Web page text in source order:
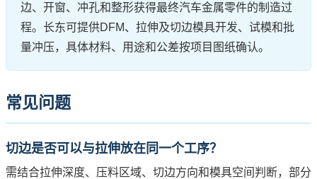
边、开窗、冲孔和整形获得最终汽车金属零件的制造过
程。长东可提供DFM、拉伸及切边模具开发、试模和批
量冲压，具体材料、用途和公差按项目图纸确认。
常见问题
切边是否可以与拉伸放在同一个工序？
需结合拉伸深度、压料区域、切边方向和模具空间判断，部分